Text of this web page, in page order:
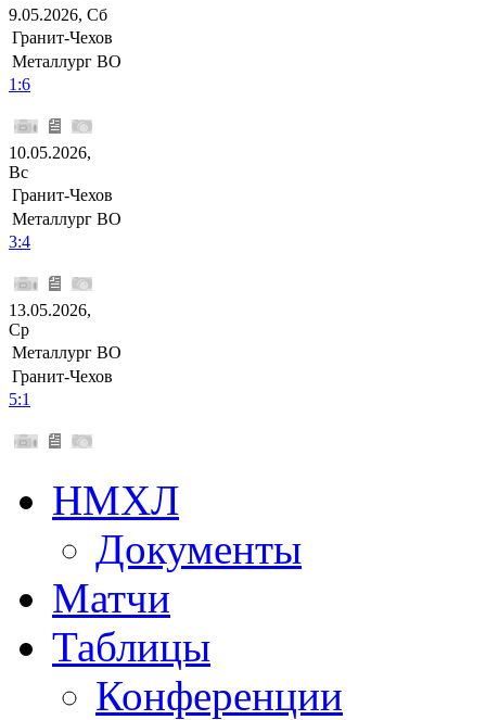
9.05.2026, Сб
Гранит-Чехов
Металлург ВО
1:6
10.05.2026,
Вс
Гранит-Чехов
Металлург ВО
3:4
13.05.2026,
Ср
Металлург ВО
Гранит-Чехов
5:1
НМХЛ
Документы
Матчи
Таблицы
Конференции